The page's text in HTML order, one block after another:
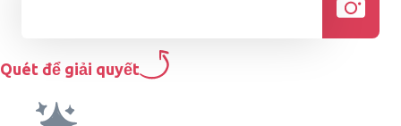
Quét để giải quyết